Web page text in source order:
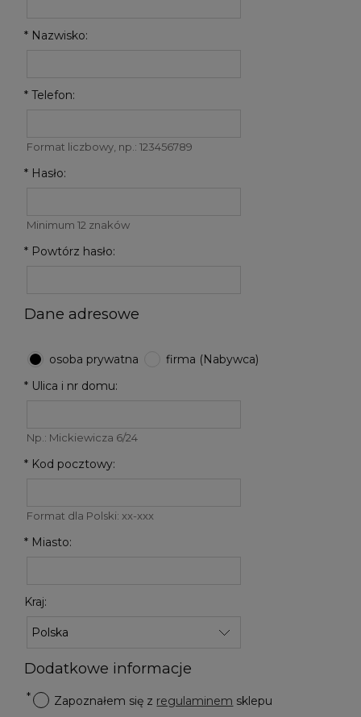
* Nazwisko:
* Telefon:
Format liczbowy, np.: 123456789
* Hasło:
Minimum 12 znaków
* Powtórz hasło:
Dane adresowe
osoba prywatna
firma (Nabywca)
* Ulica i nr domu:
Np.: Mickiewicza 6/24
* Kod pocztowy:
Format dla Polski: xx-xxx
* Miasto:
Kraj:
Dodatkowe informacje
* Zapoznałem się z regulaminem sklepu